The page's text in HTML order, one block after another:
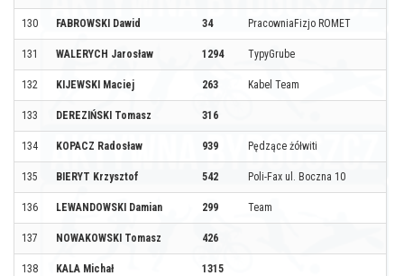
130 FABROWSKI Dawid 34 PracowniaFizjo ROMET
131 WALERYCH Jarosław 1294 TypyGrube
132 KIJEWSKI Maciej 263 Kabel Team
133 DEREZIŃSKI Tomasz 316
134 KOPACZ Radosław 939 Pędzące żółwiti
135 BIERYT Krzysztof 542 Poli-Fax ul. Boczna 10
136 LEWANDOWSKI Damian 299 Team
137 NOWAKOWSKI Tomasz 426
138 KALA Michał 1315